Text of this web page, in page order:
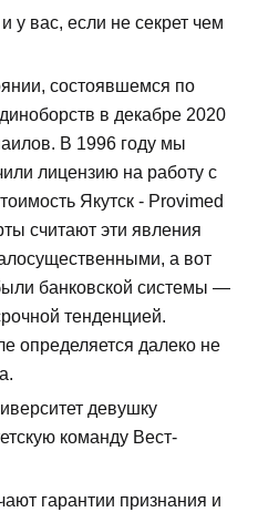
у вас, если не секрет чем
состоявшемся по
в декабре 2020
В 1996 году мы
лицензию на работу с
Якутск - Provimed
считают эти явления
а вот
банковской системы —
тенденцией.
определяется далеко не
девушку
команду Вест-
гарантии признания и